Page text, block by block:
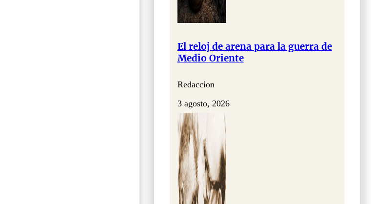
El reloj de arena para la guerra de
Medio Oriente
Redaccion
3 agosto, 2026